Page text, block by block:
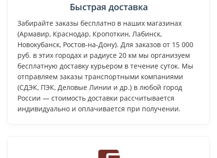
Быстрая доставка
Забирайте заказы бесплатно в наших магазинах
(Армавир, Краснодар, Кропоткин, Лабинск,
Новокубанск, Ростов-на-Дону). Для заказов от 15 000
руб. в этих городах и радиусе 20 км мы организуем
бесплатную доставку курьером в течение суток. Мы
отправляем заказы транспортными компаниями
(СДЭК, ПЭК, Деловые Линии и др.) в любой город
России — стоимость доставки рассчитывается
индивидуально и оплачивается при получении.